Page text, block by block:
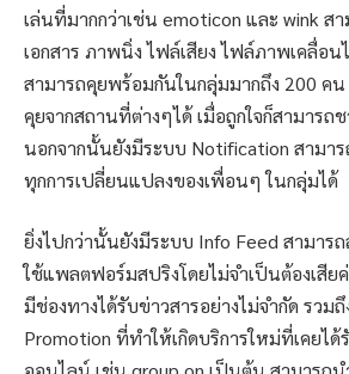
เล่นที่มากกว่าเช่น emoticon และ wink ส
เอกสาร ภาพนิ่ง ไฟล์เสียง ไฟล์ภาพเคลื่อน
สามารถคุยพร้อมกันในกลุ่มมากถึง 200 ค
คุยจากสถานที่ต่างๆได้ เมื่อถูกใจก็สามาร
นอกจากนั้นยังมีระบบ Notification สามา
ทุกการเปลี่ยนแปลงของเพื่อนๆ ในกลุ่มได้
ยิ่งไปกว่านั้นยังมีระบบ Info Feed สามาร
ใช้แพลตฟอร์มสปริงโดยไม่จำเป็นต้องเสีย
มีช่องทางได้รับข่าวสารอย่างไม่จำกัด รวม
Promotion ที่ทำให้เกิดบริการใหม่ที่เคยไ